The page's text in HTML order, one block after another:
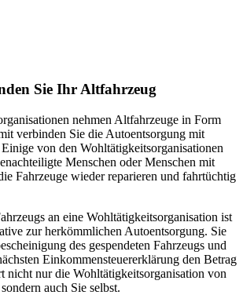
Sie Ihr Altfahrzeug
nehmen Altfahrzeuge in Form
verbinden Sie die Autoentsorgung mit
von den Wohltätigkeitsorganisationen
Menschen oder Menschen mit
Fahrzeuge wieder reparieren und fahrtüchtig
an eine Wohltätigkeitsorganisation ist
zur herkömmlichen Autoentsorgung. Sie
des gespendeten Fahrzeugs und
Einkommensteuererklärung den Betrag
nicht nur die Wohltätigkeitsorganisation von
auch Sie selbst.